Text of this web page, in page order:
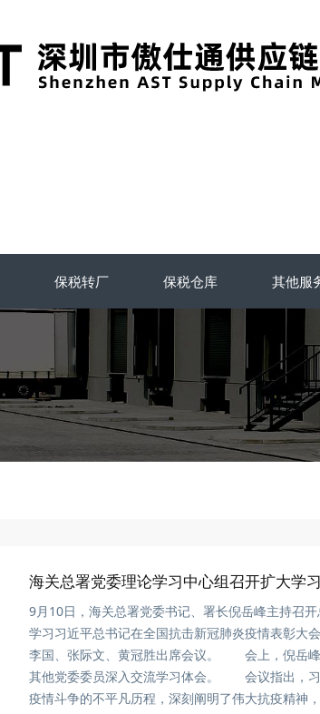
保税转厂 保税仓库 其他服
海关总署党委理论学习中心组召开扩大学
9月10日，海关总署党委书记、署长倪岳峰主持召
学习习近平总书记在全国抗击新冠肺炎疫情表彰大
李国、张际文、黄冠胜出席会议。 会上，倪岳峰
其他党委委员深入交流学习体会。 会议指出，习
疫情斗争的不平凡历程，深刻阐明了伟大抗疫精神